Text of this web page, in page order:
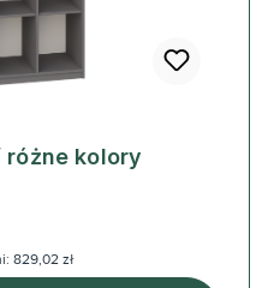
różne kolory
829,02 zł